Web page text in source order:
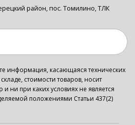
район, пос. Томилино, ТЛК
информация, касающаяся технических
стоимости товаров, носит
ни при каких условиях не является
положениями Статьи 437(2)